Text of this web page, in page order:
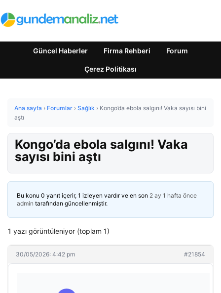
Güncel Haberler Firma Rehberi Forum
Çerez Politikası
Ana sayfa › Forumlar › Sağlık › Kongo’da ebola salgını! Vaka sayısı bini
aştı
Kongo’da ebola salgını! Vaka
sayısı bini aştı
Bu konu 0 yanıt içerir, 1 izleyen vardır ve en son 2 ay 1 hafta önce
admin tarafından güncellenmiştir.
1 yazı görüntüleniyor (toplam 1)
30/05/2026: 4:42 pm #21854